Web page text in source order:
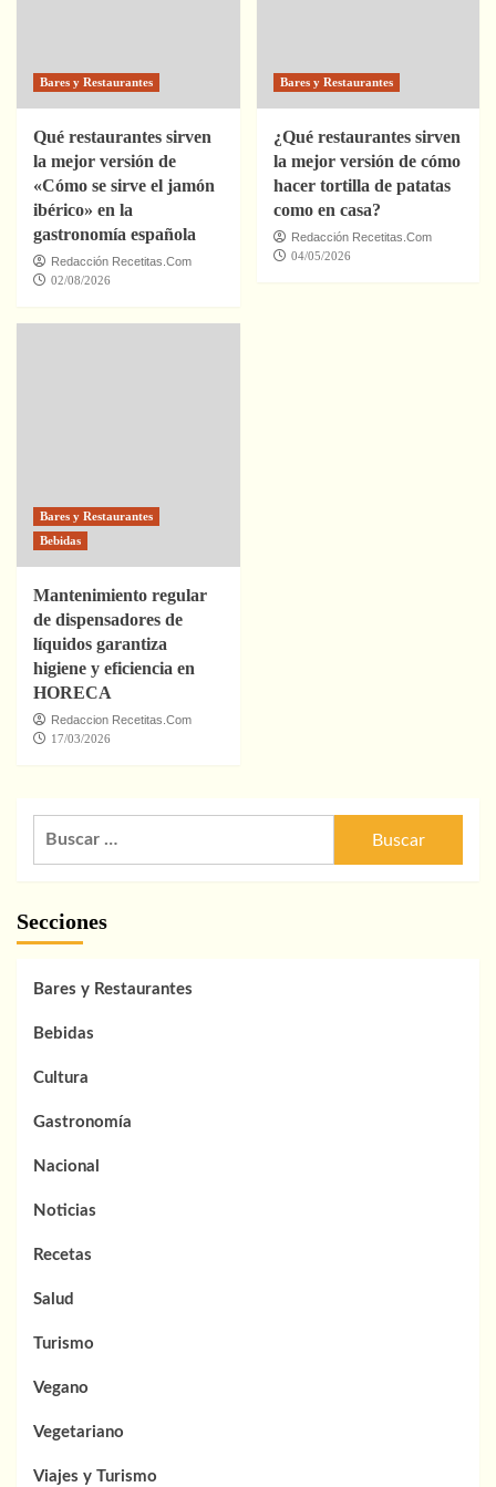
Bares y Restaurantes
Qué restaurantes sirven
la mejor versión de
«Cómo se sirve el jamón
ibérico» en la
gastronomía española
Redacción Recetitas.Com
02/08/2026
Bares y Restaurantes
¿Qué restaurantes sirven
la mejor versión de cómo
hacer tortilla de patatas
como en casa?
Redacción Recetitas.Com
04/05/2026
Bares y Restaurantes
Bebidas
Mantenimiento regular
de dispensadores de
líquidos garantiza
higiene y eficiencia en
HORECA
Redaccion Recetitas.Com
17/03/2026
Secciones
Bares y Restaurantes
Bebidas
Cultura
Gastronomía
Nacional
Noticias
Recetas
Salud
Turismo
Vegano
Vegetariano
Viajes y Turismo